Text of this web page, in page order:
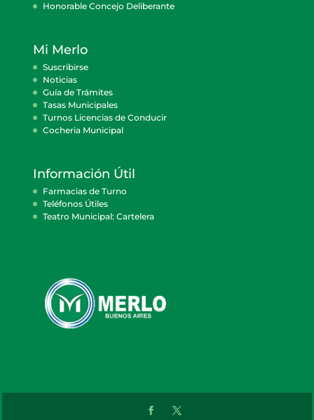
Honorable Concejo Deliberante
Mi Merlo
Suscribirse
Noticias
Guía de Trámites
Tasas Municipales
Turnos Licencias de Conducir
Cocheria Municipal
Información Útil
Farmacias de Turno
Teléfonos Útiles
Teatro Municipal: Cartelera